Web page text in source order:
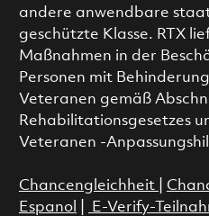
andere anwendbare
geschützte Klasse. RTX
Maßnahmen in der
Personen mit
Veteranen gemäß
Rehabilitationsgesetzes
Veteranen -
Chancengleichheit
Espanol
E-Verify-